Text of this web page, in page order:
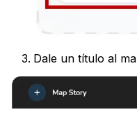
Dale un título al